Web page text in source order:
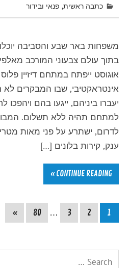
כתבה ראשית, פנאי ובידור
משפחות באר שבע והסביבה
בתוך עולם צבעוני המורכב
אוגוסט ייפתח במתחם דיזיין
אינטראקטיבי, שבו המבקרים לא
יעברו ביניהם, ייגעו בהם ויהפכו
למתחם תהיה ללא תשלום.
לדרום, ישתרע על פני מאות
ענק, קירות בלונים […]
CONTINUE READING »
1
2
3
…
80
»